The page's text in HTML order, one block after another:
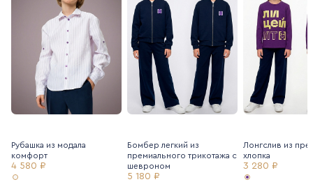
Рубашка из модала
комфорт
4 580 ₽
Бомбер легкий из
премиального трикотажа с
шевроном
5 180 ₽
Лонгслив из
хлопка
3 280 ₽